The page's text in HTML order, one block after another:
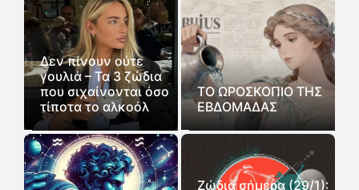
Δεν πίνουν ούτε
γουλιά – Τα 3 ζώδια
που σιχαίνονται όσο
τίποτα το αλκοόλ
ΤΟ ΩΡΟΣΚΟΠΙΟ ΤΗΣ
ΕΒΔΟΜΑΔΑΣ
Ζώδια σήμερα (29/1):